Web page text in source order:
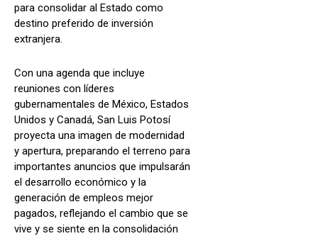
para consolidar al Estado como
destino preferido de inversión
extranjera.
Con una agenda que incluye
reuniones con líderes
gubernamentales de México, Estados
Unidos y Canadá, San Luis Potosí
proyecta una imagen de modernidad
y apertura, preparando el terreno para
importantes anuncios que impulsarán
el desarrollo económico y la
generación de empleos mejor
pagados, reflejando el cambio que se
vive y se siente en la consolidación